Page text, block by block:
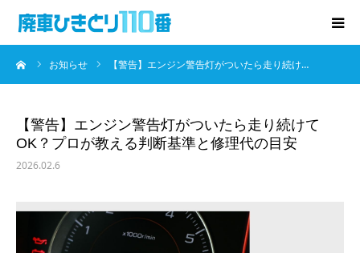
お知らせ 【警告】エンジン警告灯がついたら走り続け…
【警告】エンジン警告灯がついたら走り続けて
OK？プロが教える判断基準と修理代の目安
2026.02.6
廃車･事故車の買取
無料査定